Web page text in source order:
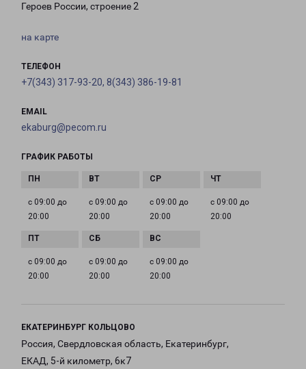
Героев России, строение 2
на карте
ТЕЛЕФОН
+7(343) 317-93-20, 8(343) 386-19-81
EMAIL
ekaburg@pecom.ru
ГРАФИК РАБОТЫ
с 09:00 до
20:00
с 09:00 до
20:00
с 09:00 до
20:00
с 09:00 до
20:00
с 09:00 до
20:00
с 09:00 до
20:00
с 09:00 до
20:00
ЕКАТЕРИНБУРГ КОЛЬЦОВО
Россия, Свердловская область, Екатеринбург,
ЕКАД, 5-й километр, 6к7